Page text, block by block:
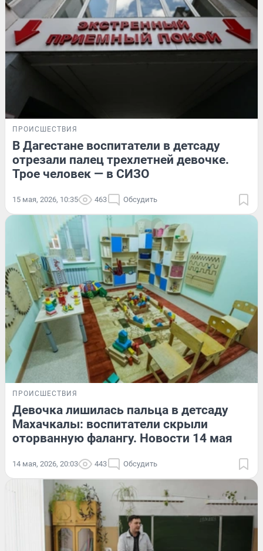
ПРОИСШЕСТВИЯ
В Дагестане воспитатели в детсаду
отрезали палец трехлетней девочке.
Трое человек — в СИЗО
15 мая, 2026, 10:35 463 Обсудить
ПРОИСШЕСТВИЯ
Девочка лишилась пальца в детсаду
Махачкалы: воспитатели скрыли
оторванную фалангу. Новости 14 мая
14 мая, 2026, 20:03 443 Обсудить